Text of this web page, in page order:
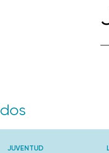
JUVENTUD